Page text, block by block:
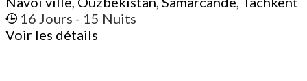
16 Jours - 15 Nuits
Voir les détails